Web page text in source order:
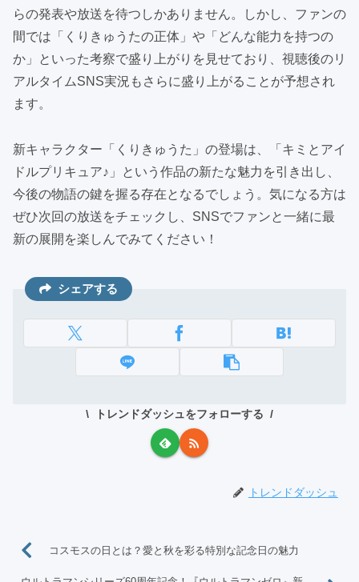
らの発表や放送を待つしかありません。しかし、ファンの
間では「くりきゅうたの正体」や「どんな能力を持つの
か」といった考察で盛り上がりを見せており、視聴後のリ
アルタイムSNS実況もさらに盛り上がることが予想され
ます。
新キャラクター「くりきゅうた」の登場は、「キミとアイ
ドルプリキュア♪」という作品の新たな魅力を引き出し、
今後の物語の鍵を握る存在となるでしょう。気になる方は
ぜひ次回の放送をチェックし、SNSでファンと一緒に最
新の展開を楽しんでみてください！
シェアする
トレンドダッシュをフォローする
トレンドダッシュ
コスモスの日とは？愛と秋を彩る特別な記念日の魅力